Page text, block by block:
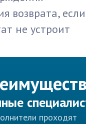
возврата, если
не устроит
проходят